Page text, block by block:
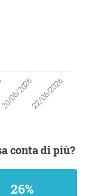
20/06/202622/06/2026
conta di più?
26%